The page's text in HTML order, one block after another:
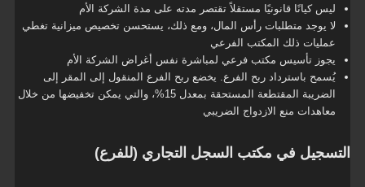
ليس كيانًا قانونيًا مستقلاً تقتصر مدته على مدة الشركة الأم
لا يوجد متطلبات رأس المال، ومع ذلك، يستحسن تخصيص ميزانية تغطي
عمليات ذلك المكتب الفرعي
يجوز تأسيس مكتب فرعي لمباشرة نفس أغراض الشركة الأم
يُسمح باسترداد ربح الفرع. يخضع ربح الفرع المنقول إلى المقر إلى
الضريبة المقتطعة المستحقة بمعدل 15%، والتي يمكن تخفيضها من خلال
معاهدات منع الازدواج الضريبي
التسجيل في مكتب السجل التجاري (للفرع)